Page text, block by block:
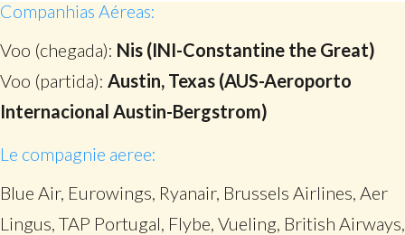
Companhias Aéreas:
Voo (chegada): Nis (INI-Constantine the Great)
Voo (partida): Austin, Texas (AUS-Aeroporto
Internacional Austin-Bergstrom)
Le compagnie aeree:
Blue Air, Eurowings, Ryanair, Brussels Airlines, Aer
Lingus, TAP Portugal, Flybe, Vueling, British Airways,